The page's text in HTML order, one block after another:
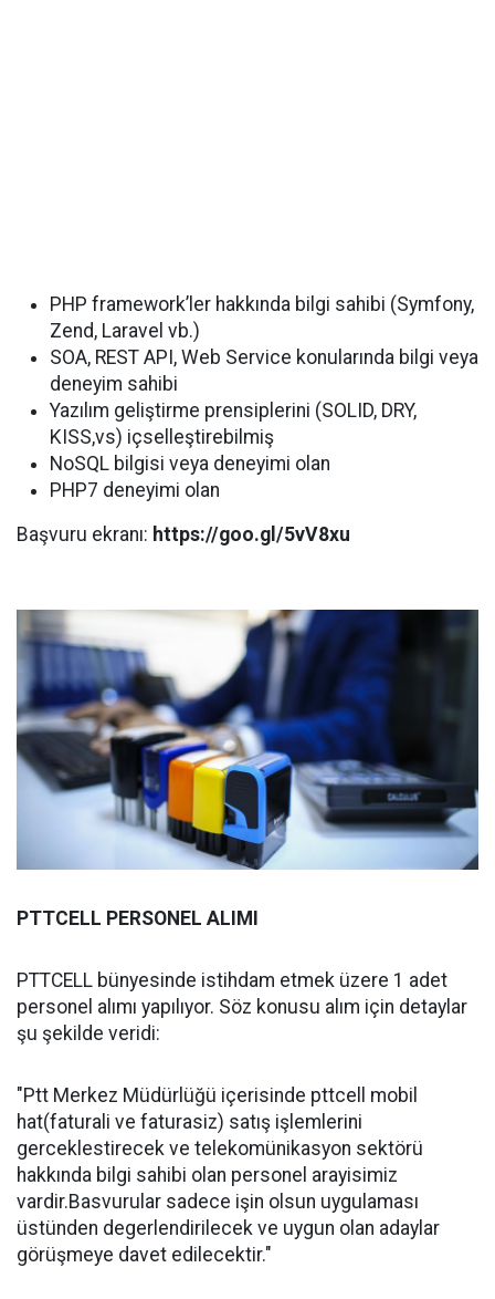
PHP framework’ler hakkında bilgi sahibi (Symfony,
Zend, Laravel vb.)
SOA, REST API, Web Service konularında bilgi veya
deneyim sahibi
Yazılım geliştirme prensiplerini (SOLID, DRY,
KISS,vs) içselleştirebilmiş
NoSQL bilgisi veya deneyimi olan
PHP7 deneyimi olan
Başvuru ekranı: https://goo.gl/5vV8xu
PTTCELL PERSONEL ALIMI
PTTCELL bünyesinde istihdam etmek üzere 1 adet
personel alımı yapılıyor. Söz konusu alım için detaylar
şu şekilde veridi:
"Ptt Merkez Müdürlüğü içerisinde pttcell mobil
hat(faturali ve faturasiz) satış işlemlerini
gerceklestirecek ve telekomünikasyon sektörü
hakkında bilgi sahibi olan personel arayisimiz
vardir.Basvurular sadece işin olsun uygulaması
üstünden degerlendirilecek ve uygun olan adaylar
görüşmeye davet edilecektir."